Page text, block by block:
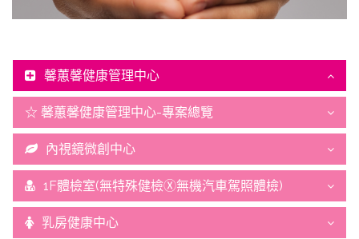
馨蕙馨健康管理中心
☆ 馨蕙馨健康管理中心-專案總覽
內視鏡微創中心
1F體檢室(無特殊健檢Ⓧ無機汽車駕照體檢)
乳房健康中心